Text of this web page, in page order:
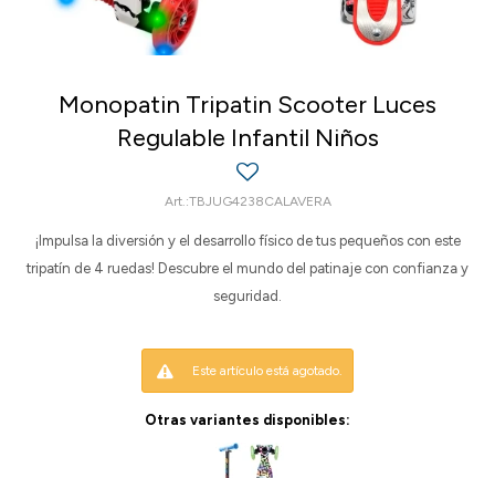
Monopatin Tripatin Scooter Luces
Regulable Infantil Niños
TBJUG4238CALAVERA
¡Impulsa la diversión y el desarrollo físico de tus pequeños con este
tripatín de 4 ruedas! Descubre el mundo del patinaje con confianza y
seguridad.
Este artículo está agotado.
Otras variantes disponibles: